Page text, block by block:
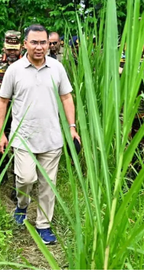
ডাকাতির প্রস্তুতিকালে দুইজনকে